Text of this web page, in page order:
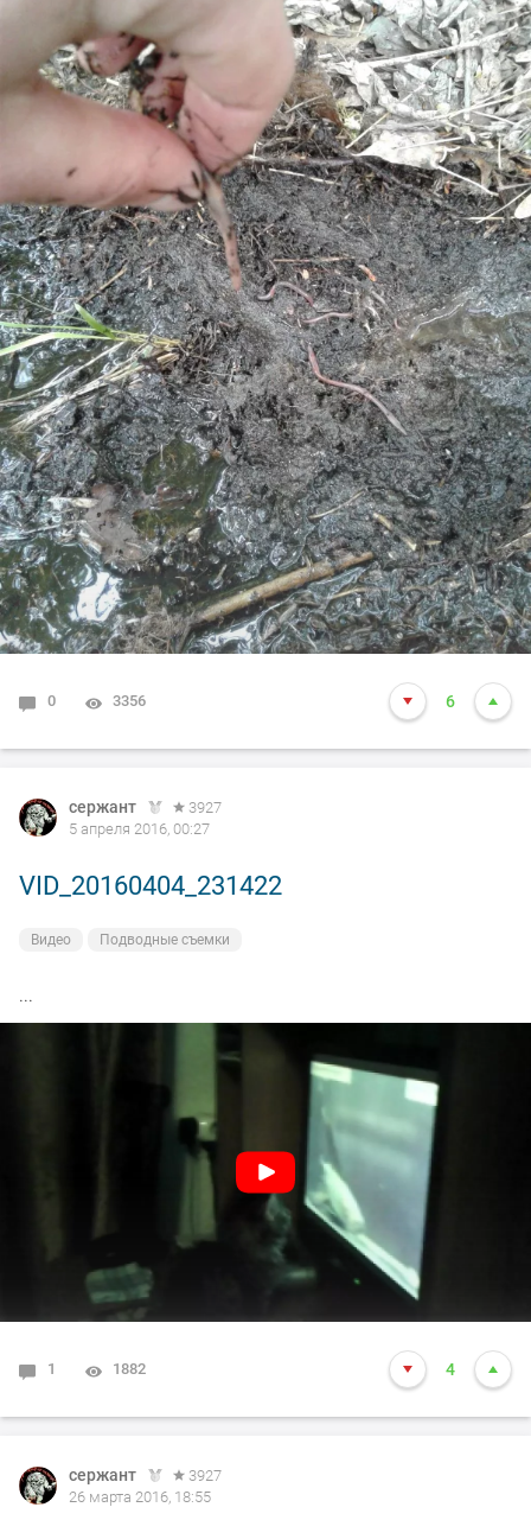
0 3356 6
сержант
3927
5 апреля 2016, 00:27
VID_20160404_231422
Видео Подводные съемки
...
1 1882 4
сержант
3927
26 марта 2016, 18:55